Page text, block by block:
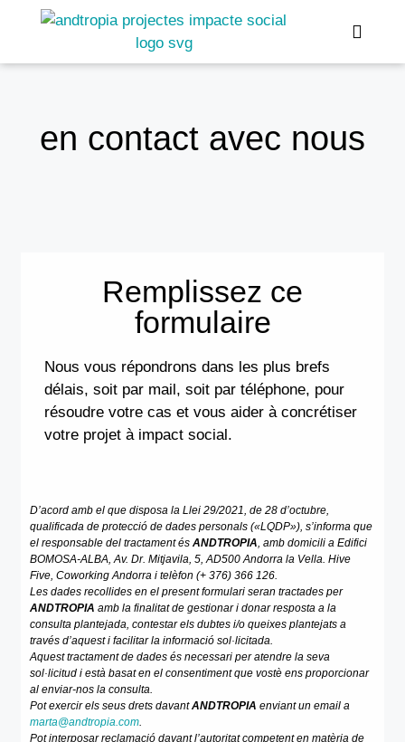
en contact avec nous
Remplissez ce
formulaire
Nous vous répondrons dans les plus brefs
délais, soit par mail, soit par téléphone, pour
résoudre votre cas et vous aider à concrétiser
votre projet à impact social.
D’acord amb el que disposa la Llei 29/2021, de 28 d’octubre,
qualificada de protecció de dades personals («LQDP»), s’informa que
el responsable del tractament ésANDTROPIA , amb domicili a Edifici
BOMOSA-ALBA, Av. Dr. Mitjavila, 5, AD500 Andorra la Vella. Hive
Five, Coworking Andorra i telèfon (+ 376) 366 126.
Les dades recollides en el present formulari seran tractades per
ANDTROPIA amb la finalitat de gestionar i donar resposta a la
consulta plantejada, contestar els dubtes i/o queixes plantejats a
través d’aquest i facilitar la informació sol·licitada.
Aquest tractament de dades és necessari per atendre la seva
sol·licitud i està basat en el consentiment que vostè ens proporcionar
al enviar-nos la consulta.
Pot exercir els seus drets davantANDTROPIA enviant un email a
marta@andtropia.com
Pot interposar reclamació davant l’autoritat competent en matèria de
Necessàries
Aquestes
galetes no
són opcionals.
Són
necessàries
perquè
funcioni la
web.
Estadístiques